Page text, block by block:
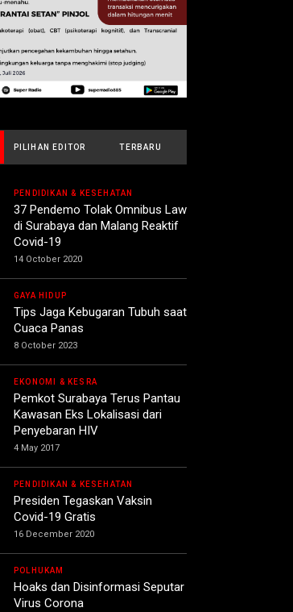
PILIHAN EDITOR TERBARU
PENDIDIKAN & KESEHATAN
37 Pendemo Tolak Omnibus Law
di Surabaya dan Malang Reaktif
Covid-19
14 October 2020
GAYA HIDUP
Tips Jaga Kebugaran Tubuh saat
Cuaca Panas
8 October 2023
EKONOMI & KESRA
Pemkot Surabaya Terus Pantau
Kawasan Eks Lokalisasi dari
Penyebaran HIV
4 May 2017
PENDIDIKAN & KESEHATAN
Presiden Tegaskan Vaksin
Covid-19 Gratis
16 December 2020
POLHUKAM
Hoaks dan Disinformasi Seputar
Virus Corona